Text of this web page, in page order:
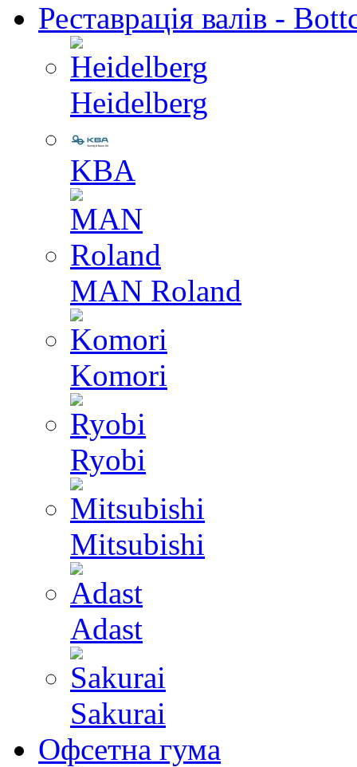
Реставрація валів -
Heidelberg
KBA
MAN Roland
Komori
Ryobi
Mitsubishi
Adast
Sakurai
Офсетна гума